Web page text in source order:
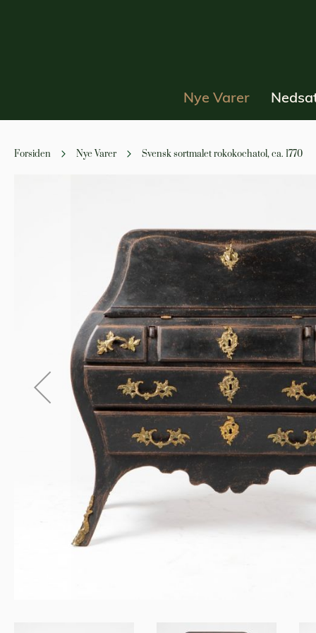
Nye Varer
Forsiden Nye Varer Svensk sortmalet rokokochatol, ca. 1770